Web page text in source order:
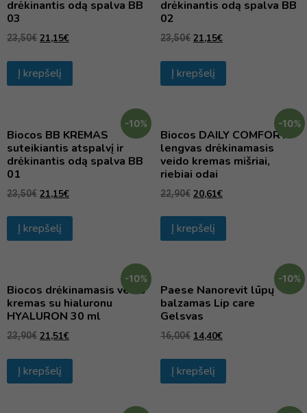
drėkinantis odą spalva BB
03
23,50€ 21,15€
Į krepšelį
drėkinantis odą spalva BB
02
23,50€ 21,15€
Į krepšelį
-10%
Biocos BB KREMAS
suteikiantis atspalvį ir
drėkinantis odą spalva BB
01
23,50€ 21,15€
Į krepšelį
-10%
Biocos DAILY COMFORT
lengvas drėkinamasis
veido kremas mišriai,
riebiai odai
22,90€ 20,61€
Į krepšelį
-10%
Biocos drėkinamasis veido
kremas su hialuronu
HYALURON 30 ml
23,90€ 21,51€
Į krepšelį
-10%
Paese Nanorevit lūpų
balzamas Lip care
Gelsvas
16,00€ 14,40€
Į krepšelį